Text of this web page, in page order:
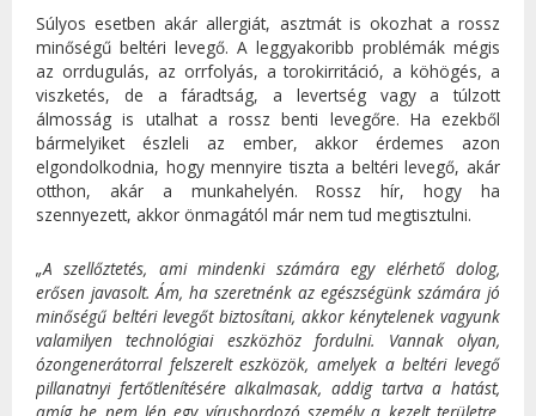
Súlyos esetben akár allergiát, asztmát is okozhat a rossz
minőségű beltéri levegő. A leggyakoribb problémák mégis
az orrdugulás, az orrfolyás, a torokirritáció, a köhögés, a
viszketés, de a fáradtság, a levertség vagy a túlzott
álmosság is utalhat a rossz benti levegőre. Ha ezekből
bármelyiket észleli az ember, akkor érdemes azon
elgondolkodnia, hogy mennyire tiszta a beltéri levegő, akár
otthon, akár a munkahelyén. Rossz hír, hogy ha
szennyezett, akkor önmagától már nem tud megtisztulni.
„A szellőztetés, ami mindenki számára egy elérhető dolog,
erősen javasolt. Ám, ha szeretnénk az egészségünk számára jó
minőségű beltéri levegőt biztosítani, akkor kénytelenek vagyunk
valamilyen technológiai eszközhöz fordulni. Vannak olyan,
ózongenerátorral felszerelt eszközök, amelyek a beltéri levegő
pillanatnyi fertőtlenítésére alkalmasak, addig tartva a hatást,